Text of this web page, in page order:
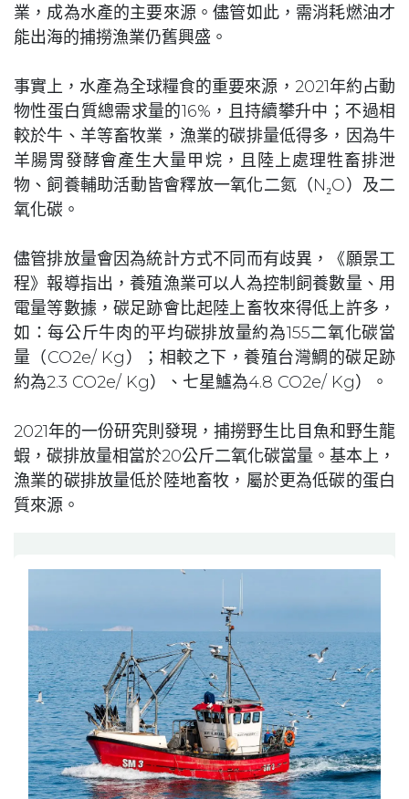
業，成為水產的主要來源。儘管如此，需消耗燃油才
能出海的捕撈漁業仍舊興盛。
事實上，水產為全球糧食的重要來源，2021年約占動
物性蛋白質總需求量的16%，且持續攀升中；不過相
較於牛、羊等畜牧業，漁業的碳排量低得多，因為牛
羊腸胃發酵會產生大量甲烷，且陸上處理牲畜排泄
物、飼養輔助活動皆會釋放一氧化二氮（N₂O）及二
氧化碳。
儘管排放量會因為統計方式不同而有歧異，《願景工
程》報導指出，養殖漁業可以人為控制飼養數量、用
電量等數據，碳足跡會比起陸上畜牧來得低上許多，
如：每公斤牛肉的平均碳排放量約為155二氧化碳當
量（CO2e/ Kg）；相較之下，養殖台灣鯛的碳足跡
約為2.3 CO2e/ Kg）、七星鱸為4.8 CO2e/ Kg）。
2021年的一份研究則發現，捕撈野生比目魚和野生龍
蝦，碳排放量相當於20公斤二氧化碳當量。基本上，
漁業的碳排放量低於陸地畜牧，屬於更為低碳的蛋白
質來源。